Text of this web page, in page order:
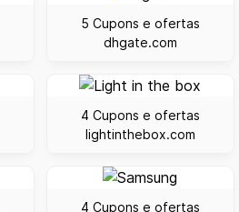
5 Cupons e ofertas
dhgate.com
4 Cupons e ofertas
lightinthebox.com
4 Cupons e ofertas